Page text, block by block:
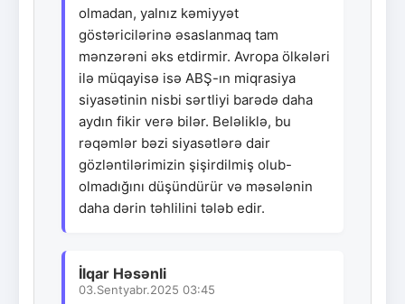
olmadan, yalnız kəmiyyət
göstəricilərinə əsaslanmaq tam
mənzərəni əks etdirmir. Avropa ölkələri
ilə müqayisə isə ABŞ-ın miqrasiya
siyasətinin nisbi sərtliyi barədə daha
aydın fikir verə bilər. Beləliklə, bu
rəqəmlər bəzi siyasətlərə dair
gözləntilərimizin şişirdilmiş olub-
olmadığını düşündürür və məsələnin
daha dərin təhlilini tələb edir.
İlqar Həsənli
03.Sentyabr.2025 03:45